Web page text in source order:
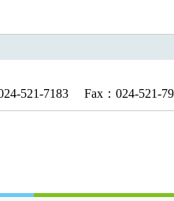
521-7183 Fax：024-521-